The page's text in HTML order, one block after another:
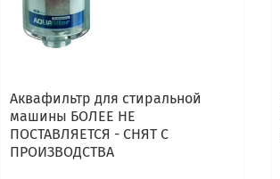
Аквафильтр для стиральной
машины БОЛЕЕ НЕ
ПОСТАВЛЯЕТСЯ - СНЯТ С
ПРОИЗВОДСТВА